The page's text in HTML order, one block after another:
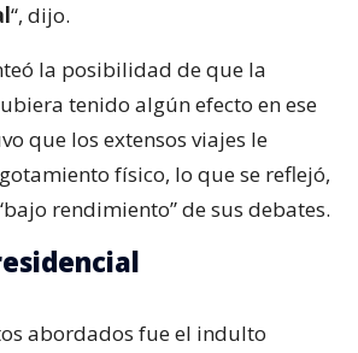
“, dijo.
la posibilidad de que la
tenido algún efecto en ese
que los extensos viajes le
físico, lo que se reflejó,
rendimiento” de sus debates.
abordados fue el indulto